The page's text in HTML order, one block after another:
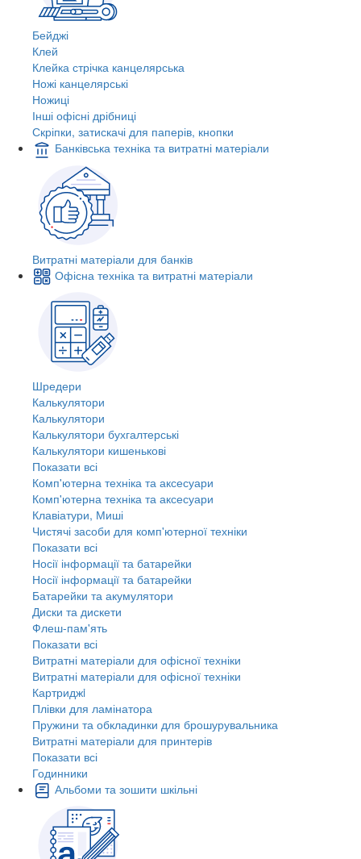
Бейджі
Клей
Клейка стрічка канцелярська
Ножі канцелярські
Ножиці
Інші офісні дрібниці
Скріпки, затискачі для паперів, кнопки
Банківська техніка та витратні матеріали
Витратні матеріали для банків
Офісна техніка та витратні матеріали
Шредери
Калькулятори
Калькулятори
Калькулятори бухгалтерські
Калькулятори кишенькові
Показати всі
Комп'ютерна техніка та аксесуари
Комп'ютерна техніка та аксесуари
Клавіатури, Миші
Чистячі засоби для комп'ютерної техніки
Показати всі
Носії інформації та батарейки
Носії інформації та батарейки
Батарейки та акумулятори
Диски та дискети
Флеш-пам'ять
Показати всі
Витратні матеріали для офісної техніки
Витратні матеріали для офісної техніки
Картриджi
Плівки для ламінатора
Пружини та обкладинки для брошурувальника
Витратні матеріали для принтерів
Показати всі
Годинники
Альбоми та зошити шкільні